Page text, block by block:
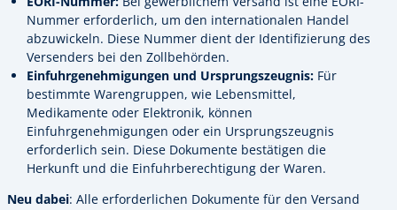
Nummer erforderlich, um den internationalen Handel
abzuwickeln. Diese Nummer dient der Identifizierung des
Versenders bei den Zollbehörden.
Einfuhrgenehmigungen und Ursprungszeugnis: Für
bestimmte Warengruppen, wie Lebensmittel,
Medikamente oder Elektronik, können
Einfuhrgenehmigungen oder ein Ursprungszeugnis
erforderlich sein. Diese Dokumente bestätigen die
Herkunft und die Einfuhrberechtigung der Waren.
Neu dabei: Alle erforderlichen Dokumente für den Versand